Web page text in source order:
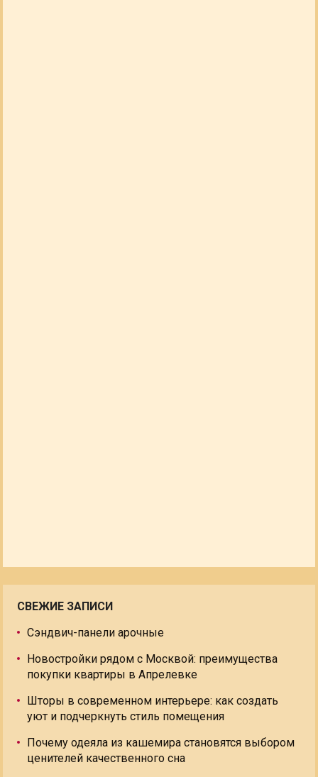
СВЕЖИЕ ЗАПИСИ
Сэндвич-панели арочные
Новостройки рядом с Москвой: преимущества
покупки квартиры в Апрелевке
Шторы в современном интерьере: как создать
уют и подчеркнуть стиль помещения
Почему одеяла из кашемира становятся выбором
ценителей качественного сна